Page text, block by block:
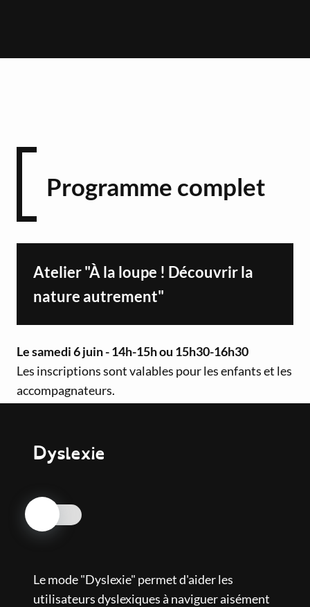
Centre d'art contemporain
Dyslexie
Le mode "Dyslexie" permet d'aider les
utilisateurs dyslexiques à naviguer aisément
Programme complet
Atelier "À la loupe ! Découvrir la
nature autrement"
Le samedi 6 juin - 14h-15h ou 15h30-16h30
Les inscriptions sont valables pour les enfants et les
accompagnateurs.
Atelier "À la loupe ! Découvrir la
nature autrement"
Le dimanche 7 juin - 14h-15h ou 15h30-16h30